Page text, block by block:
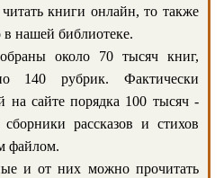
книги онлайн, то также
в нашей библиотеке.
около 70 тысяч книг,
140 рубрик. Фактически
на сайте порядка 100 тысяч -
рассказов и стихов
файлом.
и от них можно прочитать